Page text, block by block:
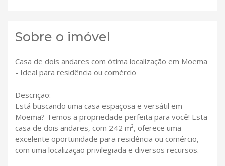
Sobre o imóvel
Casa de dois andares com ótima localização em Moema
- Ideal para residência ou comércio
Descrição:
Está buscando uma casa espaçosa e versátil em
Moema? Temos a propriedade perfeita para você! Esta
casa de dois andares, com 242 m², oferece uma
excelente oportunidade para residência ou comércio,
com uma localização privilegiada e diversos recursos.